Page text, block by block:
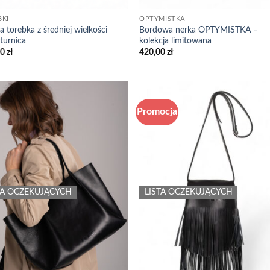
torebka z średniej wielkości
zł
OPTYMISTKA
Bordowa nerka OPTYMISTKA –
kolekcja limitowana
420,00zł
OCZEKUJĄCYCH
Promocja
LISTA OCZEKUJĄCYCH